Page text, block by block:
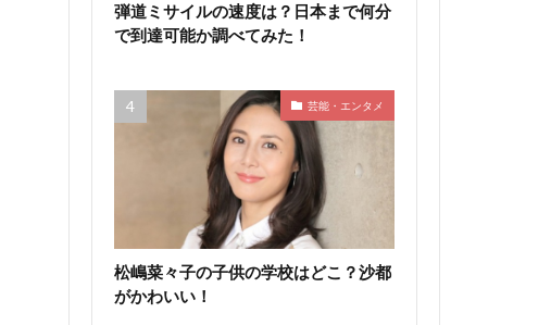
弾道ミサイルの速度は？日本まで何分
で到達可能か調べてみた！
芸能・エンタメ
松嶋菜々子の子供の学校はどこ？沙都
がかわいい！